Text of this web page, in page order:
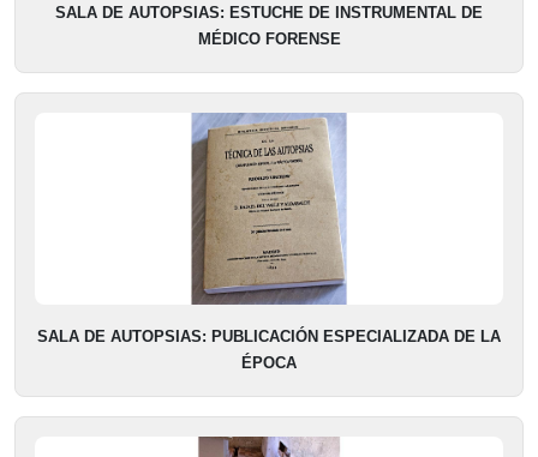
SALA DE AUTOPSIAS: ESTUCHE DE INSTRUMENTAL DE
MÉDICO FORENSE
SALA DE AUTOPSIAS: PUBLICACIÓN ESPECIALIZADA DE LA
ÉPOCA